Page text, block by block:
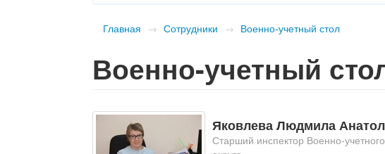
Главная → Сотрудники → Военно-учетный стол
Военно-учетный
Яковлева Людмила
Старший инспектор Военно-